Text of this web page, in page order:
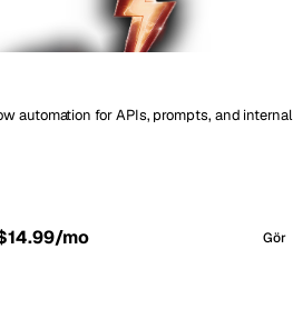
automation for APIs, prompts, and internal
mo Gör